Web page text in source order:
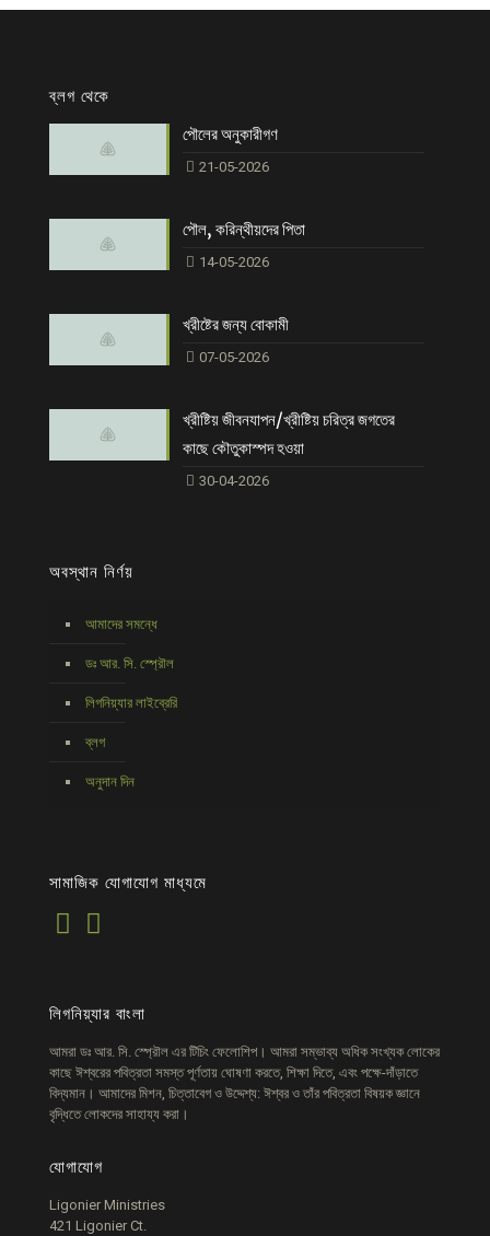
ব্লগ থেকে
পৌলের অনুকারীগণ
21-05-2026
পৌল, করিন্থীয়দের পিতা
14-05-2026
খ্রীষ্টের জন্য বোকামী
07-05-2026
খ্রীষ্টিয় জীবনযাপন/খ্রীষ্টিয় চরিত্র জগতের
কাছে কৌতুকাস্পদ হওয়া
30-04-2026
অবস্থান নির্ণয়
আমাদের সমন্ধে
ডঃ আর. সি. স্প্রৌল
লিগনিয়্যার লাইব্রেরি
ব্লগ
অনুদান দিন
সামাজিক যোগাযোগ মাধ্যমে
লিগনিয়্যার বাংলা
আমরা ডঃ আর. সি. স্প্রৌল এর টিচিং ফেলোশিপ। আমরা সম্ভাব্য অধিক সংখ্যক লোকের
কাছে ঈশ্বরের পবিত্রতা সমস্ত পূর্ণতায় ঘোষণা করতে, শিক্ষা দিতে, এবং পক্ষে-দাঁড়াতে
বিদ্যমান। আমাদের মিশন, চিত্তাবেগ ও উদ্দেশ্য: ঈশ্বর ও তাঁর পবিত্রতা বিষয়ক জ্ঞানে
বৃদ্ধিতে লোকদের সাহায্য করা।
যোগাযোগ
Ligonier Ministries
421 Ligonier Ct.